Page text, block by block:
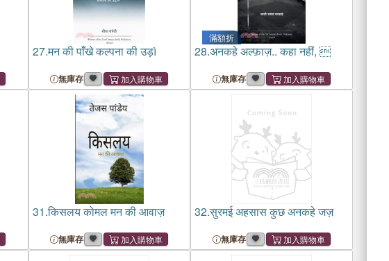
27.मन की पाँखे कल्पना की उड़ì
無庫存
滿額折
28.अनकहे अल्फ़ाज़.. कहा नहीं, 
無庫存
31.किसलय कोमल मन की आवाज़
無庫存
32.सुरमई अहसास कुछ अनकहे जज़
無庫存